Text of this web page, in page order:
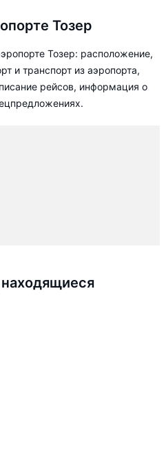
Тозер
Тозер: расположение,
и транспорт из аэропорта,
рейсов, информация о